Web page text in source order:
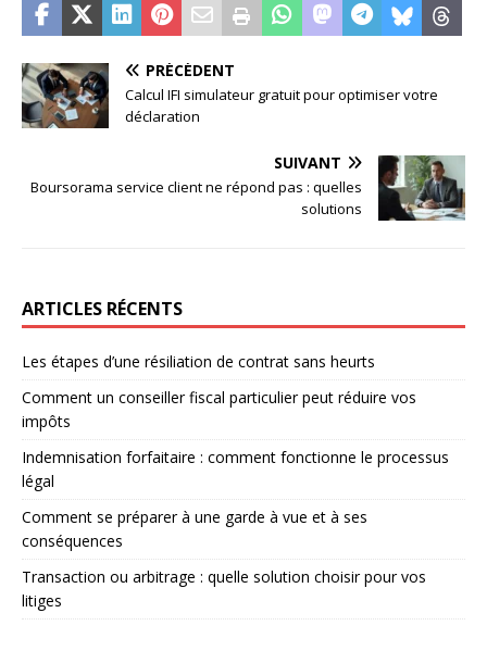
PRÉCÉDENT
Calcul IFI simulateur gratuit pour optimiser votre
déclaration
SUIVANT
Boursorama service client ne répond pas : quelles
solutions
ARTICLES RÉCENTS
Les étapes d’une résiliation de contrat sans heurts
Comment un conseiller fiscal particulier peut réduire vos
impôts
Indemnisation forfaitaire : comment fonctionne le processus
légal
Comment se préparer à une garde à vue et à ses
conséquences
Transaction ou arbitrage : quelle solution choisir pour vos
litiges